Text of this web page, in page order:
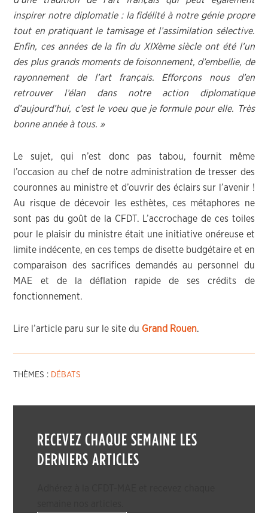
inspirer notre diplomatie : la fidélité à notre génie propre
tout en pratiquant le tamisage et l’assimilation sélective.
Enfin, ces années de la fin du XIXème siècle ont été l’un
des plus grands moments de foisonnement, d’embellie, de
rayonnement de l’art français. Efforçons nous d’en
retrouver l’élan dans notre action diplomatique
d’aujourd’hui, c’est le voeu que je formule pour elle. Très
bonne année à tous. »
Le sujet, qui n’est donc pas tabou, fournit même
l’occasion au chef de notre administration de tresser des
couronnes au ministre et d’ouvrir des éclairs sur l’avenir !
Au risque de décevoir les esthètes, ces métaphores ne
sont pas du goût de la CFDT. L’accrochage de ces toiles
pour le plaisir du ministre était une initiative onéreuse et
limite indécente, en ces temps de disette budgétaire et en
comparaison des sacrifices demandés au personnel du
MAE et de la déflation rapide de ses crédits de
fonctionnement.
Lire l’article paru sur le site du Grand Rouen.
THÈMES : DÉBATS
RECEVEZ CHAQUE SEMAINE LES
DERNIERS ARTICLES